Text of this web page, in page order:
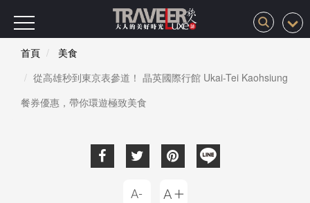
首頁
美食
從高雄秒到東京表參道！ 晶英國際行館 Ukai-Tei Kaohsiung
餐券優惠，帶你環遊極致美食